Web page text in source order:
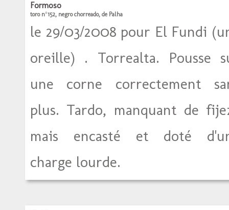
Formoso
toro n°152, negro chorreado, de Palha
le 29/03/2008 pour El Fundi
oreille) . Torrealta. Pousse
une corne correctement
plus. Tardo, manquant de
mais encasté et doté
charge lourde.